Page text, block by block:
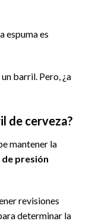
espuma es
barril. Pero, ¿a
de cerveza?
mantener la
presión
revisiones
determinar la